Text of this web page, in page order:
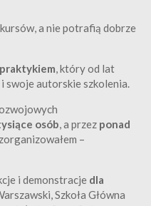
a nie potrafią dobrze
, który od lat
swoje autorskie szkolenia.
osób, a przez ponad
–
i demonstracje dla
Szkoła Główna